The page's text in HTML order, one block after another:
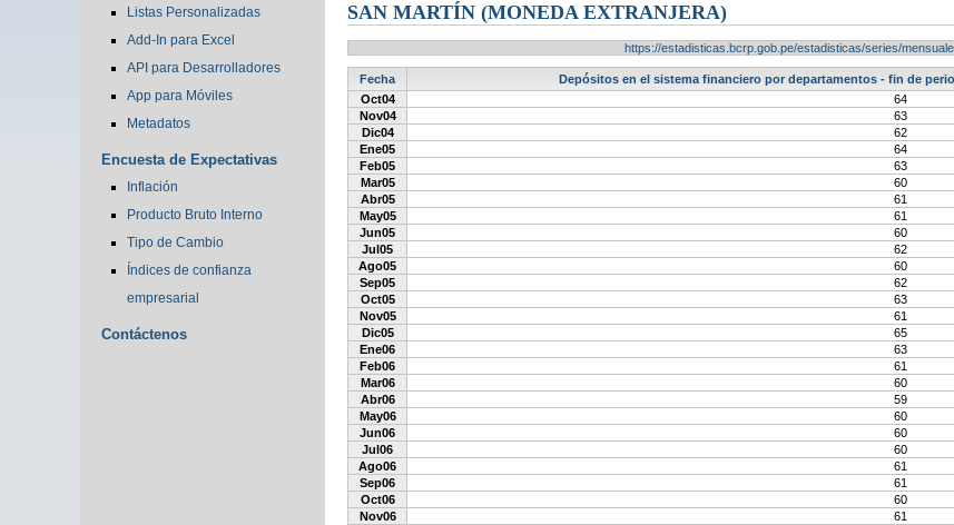
Listas Personalizadas
Add-In para Excel
API para Desarrolladores
App para Móviles
Metadatos
Encuesta de Expectativas
Inflación
Producto Bruto Interno
Tipo de Cambio
Índices de confianza
empresarial
Contáctenos
SAN MARTÍN (MONEDA EXTRANJERA)
https://estadisticas.bcrp.gob.pe/estadisticas/series/
Fecha
Depósitos en el sistema financiero por departamentos - fin de
Oct04
64
Nov04
63
Dic04
62
Ene05
64
Feb05
63
Mar05
60
Abr05
61
May05
61
Jun05
60
Jul05
62
Ago05
60
Sep05
62
Oct05
63
Nov05
61
Dic05
65
Ene06
63
Feb06
61
Mar06
60
Abr06
59
May06
60
Jun06
60
Jul06
60
Ago06
61
Sep06
61
Oct06
60
Nov06
61